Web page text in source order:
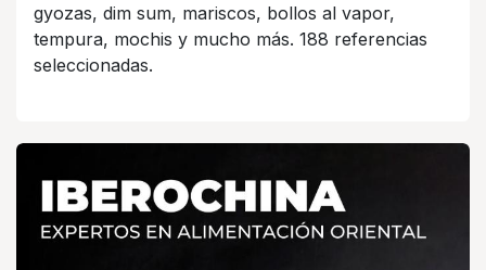
gyozas, dim sum, mariscos, bollos al vapor,
tempura, mochis y mucho más. 188 referencias
seleccionadas.